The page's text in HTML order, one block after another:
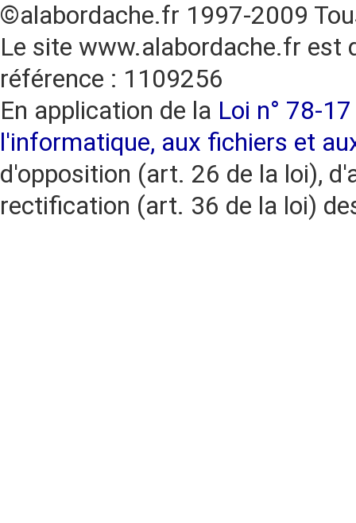
©alabordache.fr 1997-2009
Le site www.alabordache.fr est
référence : 1109256
En application de la Loi n° 78-
l'informatique, aux fichiers et
d'opposition (art. 26 de la loi),
rectification (art. 36 de la loi)